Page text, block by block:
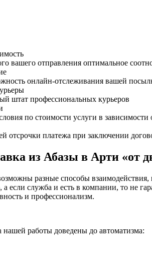
вашего отправления оптимальное
онлайн-отслеживания вашей
штат профессиональных курьеров
по стоимости услуги в зависимости
отсрочки платежа при заключении
из Абазы в Арти «от
разные способы взаимодействия,
а если служба и есть в компании, то
и профессионализм.
нашей работы доведены до автоматизма: